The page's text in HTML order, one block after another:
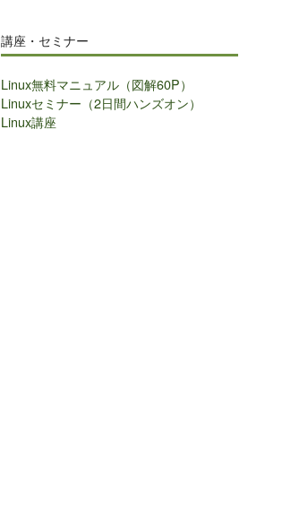
講座・セミナー
Linux無料マニュアル（図解60P）
Linuxセミナー（2日間ハンズオン）
Linux講座